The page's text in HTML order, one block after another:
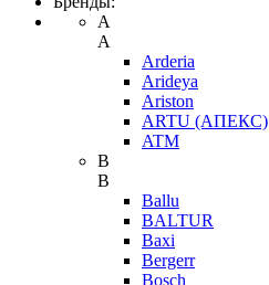
A
A
Arderia
Arideya
Ariston
ARTU (АПЕКС)
ATM
B
B
Ballu
BALTUR
Baxi
Bergerr
Bosch